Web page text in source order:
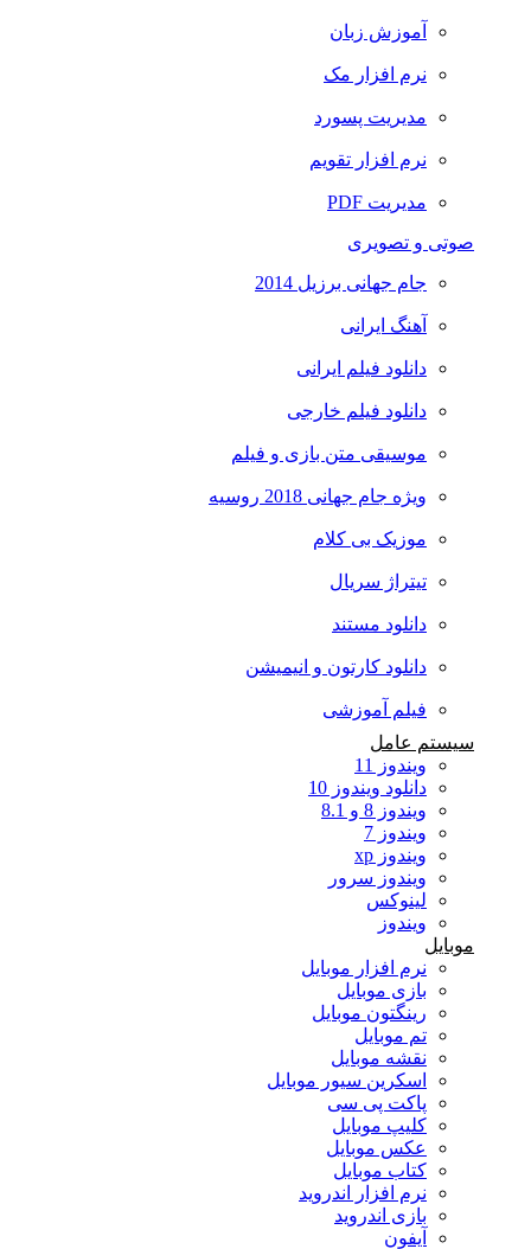
آموزش زبان
نرم افزار مک
مدیریت پسورد
نرم افزار تقویم
مدیریت PDF
صوتی و تصویری
جام جهانی برزیل 2014
آهنگ ایرانی
دانلود فیلم ایرانی
دانلود فیلم خارجی
موسیقی متن بازی و فیلم
ویژه جام جهانی 2018 روسیه
موزیک بی کلام
تیتراژ سریال
دانلود مستند
دانلود کارتون و انیمیشن
فیلم آموزشی
سیستم عامل
ویندوز 11
دانلود ویندوز 10
ویندوز 8 و 8.1
ویندوز 7
ویندوز xp
ویندوز سرور
لینوکس
ویندوز
موبایل
نرم افزار موبایل
بازی موبایل
رینگتون موبایل
تم موبایل
نقشه موبایل
اسکرین سیور موبایل
پاکت پی سی
کلیپ موبایل
عکس موبایل
کتاب موبایل
نرم افزار اندروید
بازی اندروید
آیفون